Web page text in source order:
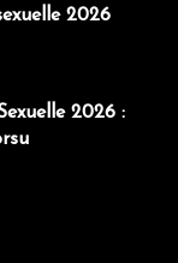
2026
2026 :